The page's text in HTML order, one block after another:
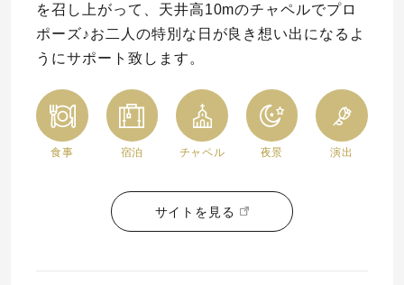
を召し上がって、天井高10mのチャペルでプロ
ポーズ♪お二人の特別な日が良き想い出になるよ
うにサポート致します。
食事 宿泊 チャペル 夜景 演出
サイトを見る
言葉
エピソード Follow us on